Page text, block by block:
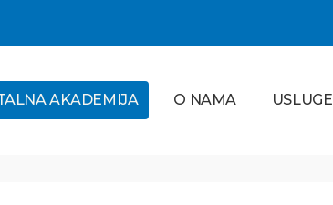
AKADEMIJA O NAMA USLUGE